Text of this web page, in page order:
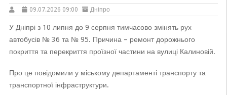
09.07.2026 09:00 Дніпро
У Дніпрі з 10 липня до 9 серпня тимчасово змінять рух
автобусів № 36 та № 95. Причина – ремонт дорожнього
покриття та перекриття проїзної частини на вулиці Калиновій.
Про це повідомили у міському департаменті транспорту та
транспортної інфраструктури.